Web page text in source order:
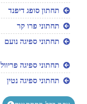
תחתון סופג דיפנד
תחתוני פרו קר
תחתוני ספיגה נועם
תחתוני ספיגה פריוול
תחתוני ספיגה נטין